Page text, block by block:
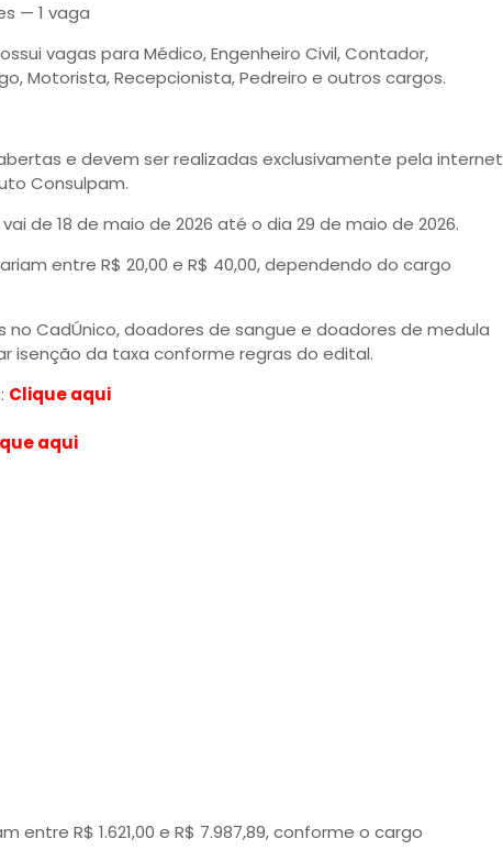
— 1 vaga
vagas para Médico, Engenheiro Civil, Contador,
Motorista, Recepcionista, Pedreiro e outros cargos.
e devem ser realizadas exclusivamente pela internet
Consulpam.
de 18 de maio de 2026 até o dia 29 de maio de 2026.
entre R$ 20,00 e R$ 40,00, dependendo do cargo
no CadÚnico, doadores de sangue e doadores de medula
isenção da taxa conforme regras do edital.
Clique aqui
aqui
entre R$ 1.621,00 e R$ 7.987,89, conforme o cargo